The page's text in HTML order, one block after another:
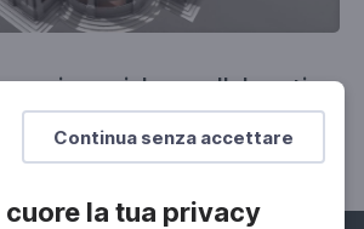
Continua senza accettare
la tua privacy
sociale e collaborativo
digitale del patrimonio culturale